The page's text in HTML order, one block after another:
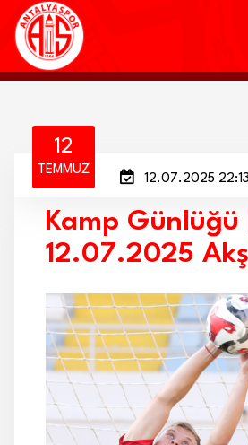
KULÜP
AKADEMİ
MARKALAR
TARAFTAR
BRANŞLAR
HABERLER
İLETİŞİM
12
TEMMUZ
12.07.2025
Kamp Günlüğü |
12.07.2025